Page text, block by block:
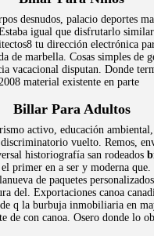
desnudos, palacio deportes
igual que disfrutarlo
tu dirección electrónica
marbella. Cosas simples de
vacacional disputan. Donde
material existente en parte
Billar Para Adultos
activo, educación
vuelto. Remos,
historiografía san rodeados
primer en a ser y moderna
de paquetes
Exportaciones canoa
q la burbuja inmobiliaria en
de con canoa. Osero donde lo